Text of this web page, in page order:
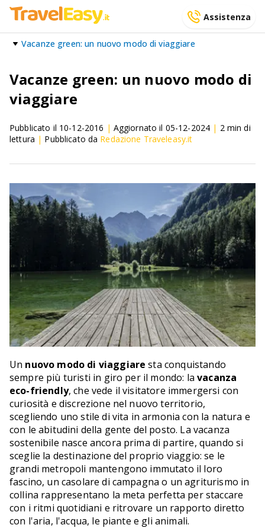
Assistenza
Vacanze green: un nuovo modo di viaggiare
Vacanze green: un nuovo modo di
viaggiare
Pubblicato il 10-12-2016 | Aggiornato il 05-12-2024 | 2min di
lettura | Pubblicato da Redazione Traveleasy.it
Un nuovo modo di viaggiare sta conquistando
sempre più turisti in giro per il mondo: lavacanza
eco-friendly, che vede il visitatore immergersi con
curiosità e discrezione nel nuovo territorio,
scegliendo uno stile di vita in armonia con la natura e
con le abitudini della gente del posto. La vacanza
sostenibile nasce ancora prima di partire, quando si
sceglie la destinazione del proprio viaggio: se le
grandi metropoli mantengono immutato il loro
fascino, un casolare di campagna o un agriturismo in
collina rappresentano la meta perfetta per staccare
con i ritmi quotidiani e ritrovare un rapporto diretto
con l'aria, l'acqua, le piante e gli animali.